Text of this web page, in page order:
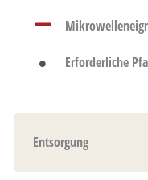
Erforderliche
Entsorgung